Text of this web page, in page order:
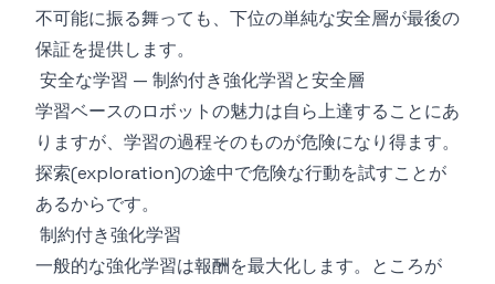
不可能に振る舞っても、下位の単純な安全層が最後の
保証を提供します。
安全な学習 — 制約付き強化学習と安全層
学習ベースのロボットの魅力は自ら上達することにあ
りますが、学習の過程そのものが危険になり得ます。
探索(exploration)の途中で危険な行動を試すことが
あるからです。
制約付き強化学習
一般的な強化学習は報酬を最大化します。ところが